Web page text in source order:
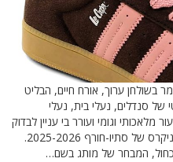
בשולחן ערוך, אורח חיים, הבליט
של סנדלים, נעלי בית, נעלי
וגומי ועורר בי עניין לבדוק
את מבחר הטרנדים החדשים בתחום הסניקרס של סתיו-חורף 2025-2026.
המבחר של מותג בשם…